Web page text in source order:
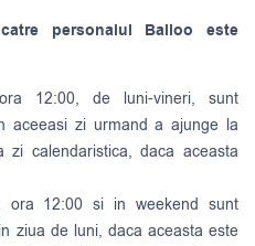
personalul Balloo este
12:00, de luni-vineri, sunt
aceeasi zi urmand a ajunge la
zi calendaristica, daca aceasta
ora 12:00 si in weekend sunt
ziua de luni, daca aceasta este